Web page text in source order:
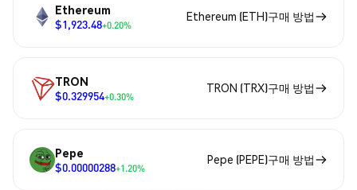
Ethereum
$1,923.48+0.20%
Ethereum (ETH)구매 방법
TRON
$0.329954+0.30%
TRON (TRX)구매 방법
Pepe
$0.00000288+1.20%
Pepe (PEPE)구매 방법